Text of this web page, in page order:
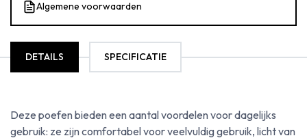
Algemene voorwaarden
DETAILS SPECIFICATIE
Deze poefen bieden een aantal voordelen voor dagelijks
gebruik: ze zijn comfortabel voor veelvuldig gebruik, licht van